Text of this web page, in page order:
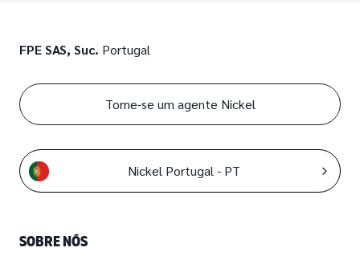
FPE SAS, Suc. Portugal
SOBRE NÓS
Torne-se um agente Nickel
Nickel Portugal - PT